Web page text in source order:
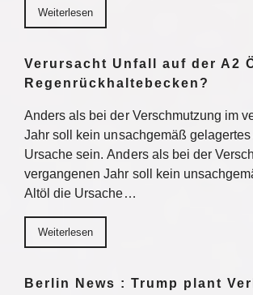
Weiterlesen
Verursacht Unfall auf der A2
Regenrückhaltebecken?
Anders als bei der Verschmutzung im
Jahr soll kein unsachgemäß
Ursache sein. Anders als bei der
vergangenen Jahr soll kein
Altöl die Ursache…
Weiterlesen
Berlin News : Trump plant